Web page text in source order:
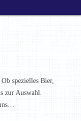
spezielles Bier,
zur Auswahl.